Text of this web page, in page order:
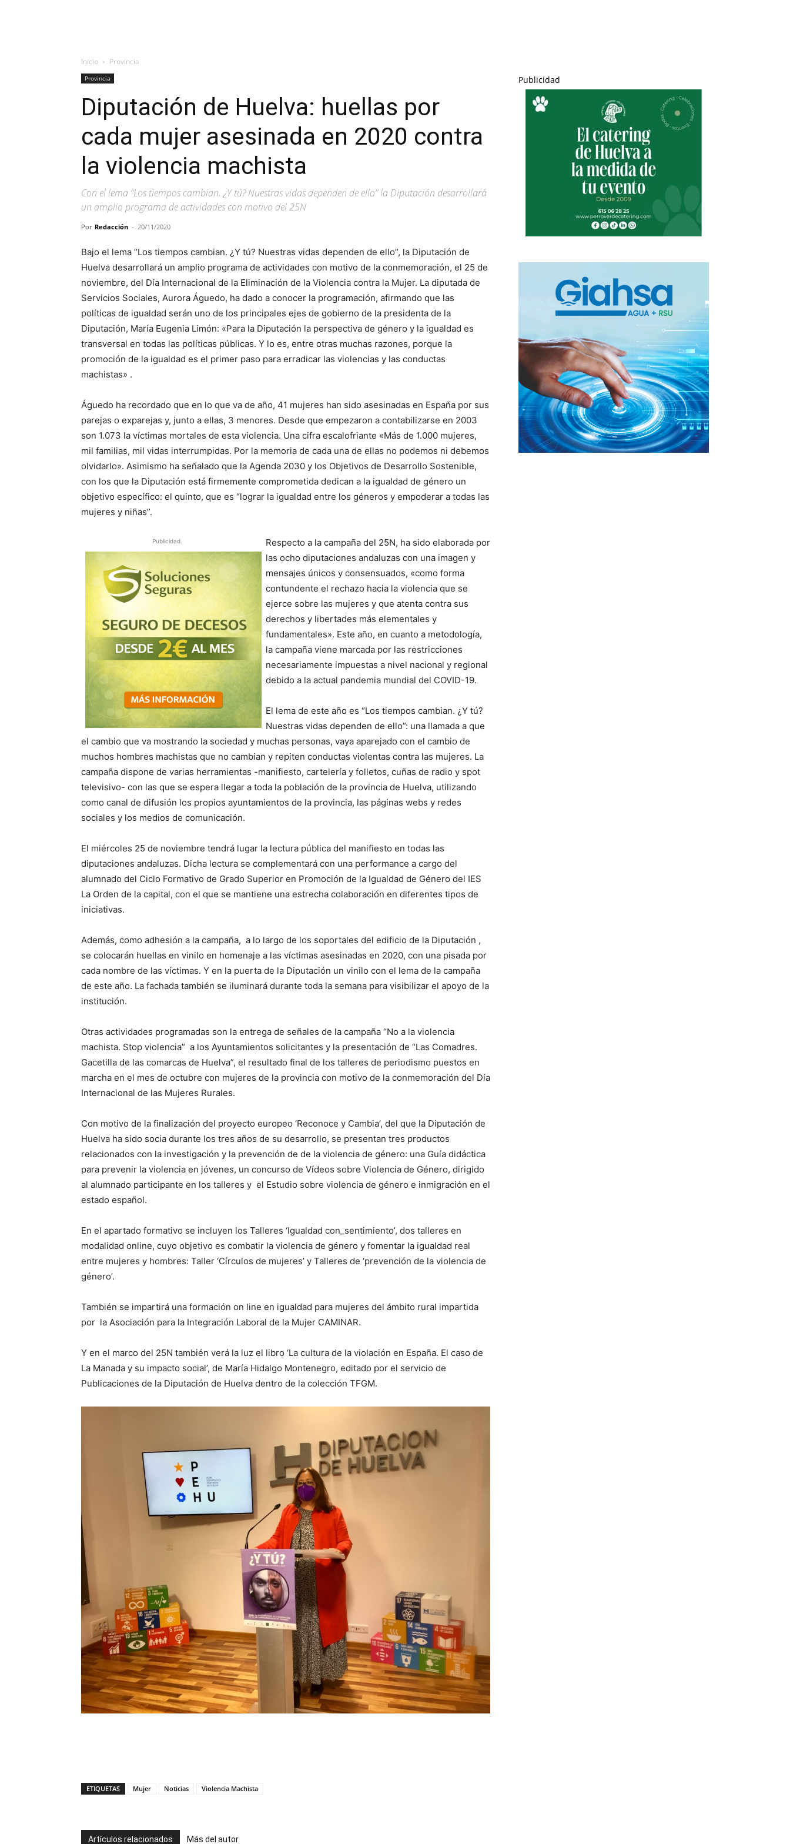
Inicio Provincia
Provincia
Diputación de Huelva: huellas por
cada mujer asesinada en 2020 contra
la violencia machista
Con el lema “Los tiempos cambian. ¿Y tú? Nuestras vidas dependen de ello” la Diputación desarrollará
un amplio programa de actividades con motivo del 25N
Por Redacción - 20/11/2020
Bajo el lema “Los tiempos cambian. ¿Y tú? Nuestras vidas dependen de ello”, la Diputación de
Huelva desarrollará un amplio programa de actividades con motivo de la conmemoración, el 25 de
noviembre, del Día Internacional de la Eliminación de la Violencia contra la Mujer. La diputada de
Servicios Sociales, Aurora Águedo, ha dado a conocer la programación, afirmando que las
políticas de igualdad serán uno de los principales ejes de gobierno de la presidenta de la
Diputación, María Eugenia Limón: «Para la Diputación la perspectiva de género y la igualdad es
transversal en todas las políticas públicas. Y lo es, entre otras muchas razones, porque la
promoción de la igualdad es el primer paso para erradicar las violencias y las conductas
machistas» .
Águedo ha recordado que en lo que va de año, 41 mujeres han sido asesinadas en España por sus
parejas o exparejas y, junto a ellas, 3 menores. Desde que empezaron a contabilizarse en 2003
son 1.073 la víctimas mortales de esta violencia. Una cifra escalofriante «Más de 1.000 mujeres,
mil familias, mil vidas interrumpidas. Por la memoria de cada una de ellas no podemos ni debemos
olvidarlo». Asimismo ha señalado que la Agenda 2030 y los Objetivos de Desarrollo Sostenible,
con los que la Diputación está firmemente comprometida dedican a la igualdad de género un
objetivo específico: el quinto, que es “lograr la igualdad entre los géneros y empoderar a todas las
mujeres y niñas”.
Publicidad.
Respecto a la campaña del 25N, ha sido elaborada por
las ocho diputaciones andaluzas con una imagen y
mensajes únicos y consensuados, «como forma
contundente el rechazo hacia la violencia que se
ejerce sobre las mujeres y que atenta contra sus
derechos y libertades más elementales y
fundamentales». Este año, en cuanto a metodología,
la campaña viene marcada por las restricciones
necesariamente impuestas a nivel nacional y regional
debido a la actual pandemia mundial del COVID-19.
El lema de este año es “Los tiempos cambian. ¿Y tú?
Nuestras vidas dependen de ello”: una llamada a que
el cambio que va mostrando la sociedad y muchas personas, vaya aparejado con el cambio de
muchos hombres machistas que no cambian y repiten conductas violentas contra las mujeres. La
campaña dispone de varias herramientas -manifiesto, cartelería y folletos, cuñas de radio y spot
televisivo- con las que se espera llegar a toda la población de la provincia de Huelva, utilizando
como canal de difusión los propios ayuntamientos de la provincia, las páginas webs y redes
sociales y los medios de comunicación.
El miércoles 25 de noviembre tendrá lugar la lectura pública del manifiesto en todas las
diputaciones andaluzas. Dicha lectura se complementará con una performance a cargo del
alumnado del Ciclo Formativo de Grado Superior en Promoción de la Igualdad de Género del IES
La Orden de la capital, con el que se mantiene una estrecha colaboración en diferentes tipos de
iniciativas.
Además, como adhesión a la campaña, a lo largo de los soportales del edificio de la Diputación ,
se colocarán huellas en vinilo en homenaje a las víctimas asesinadas en 2020, con una pisada por
cada nombre de las víctimas. Y en la puerta de la Diputación un vinilo con el lema de la campaña
de este año. La fachada también se iluminará durante toda la semana para visibilizar el apoyo de la
institución.
Otras actividades programadas son la entrega de señales de la campaña “No a la violencia
machista. Stop violencia” a los Ayuntamientos solicitantes y la presentación de “Las Comadres.
Gacetilla de las comarcas de Huelva”, el resultado final de los talleres de periodismo puestos en
marcha en el mes de octubre con mujeres de la provincia con motivo de la conmemoración del Día
Internacional de las Mujeres Rurales.
Con motivo de la finalización del proyecto europeo ‘Reconoce y Cambia’, del que la Diputación de
Huelva ha sido socia durante los tres años de su desarrollo, se presentan tres productos
relacionados con la investigación y la prevención de de la violencia de género: una Guía didáctica
para prevenir la violencia en jóvenes, un concurso de Vídeos sobre Violencia de Género, dirigido
al alumnado participante en los talleres y el Estudio sobre violencia de género e inmigración en el
estado español.
En el apartado formativo se incluyen los Talleres ‘Igualdad con_sentimiento’, dos talleres en
modalidad online, cuyo objetivo es combatir la violencia de género y fomentar la igualdad real
entre mujeres y hombres: Taller ‘Círculos de mujeres’ y Talleres de ‘prevención de la violencia de
género’.
También se impartirá una formación on line en igualdad para mujeres del ámbito rural impartida
por la Asociación para la Integración Laboral de la Mujer CAMINAR.
Y en el marco del 25N también verá la luz el libro ‘La cultura de la violación en España. El caso de
La Manada y su impacto social’, de María Hidalgo Montenegro, editado por el servicio de
Publicaciones de la Diputación de Huelva dentro de la colección TFGM.
ETIQUETAS Mujer Noticias Violencia Machista
Artículos relacionados Más del autor
Publicidad